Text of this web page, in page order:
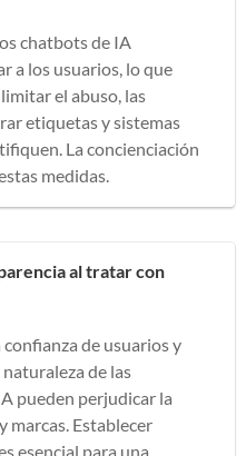
chatbots de IA
a los usuarios, lo que
el abuso, las
etiquetas y sistemas
La concienciación
medidas.
al tratar con
de usuarios y
de las
pueden perjudicar la
marcas. Establecer
esencial para una